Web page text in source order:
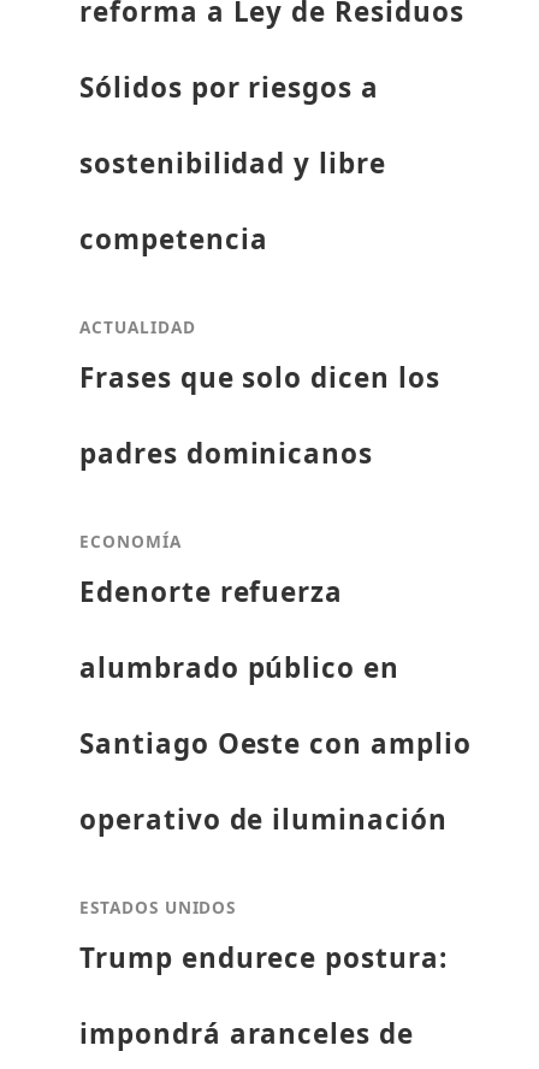
reforma a Ley de Residuos
Sólidos por riesgos a
sostenibilidad y libre
competencia
ACTUALIDAD
Frases que solo dicen los
padres dominicanos
ECONOMÍA
Edenorte refuerza
alumbrado público en
Santiago Oeste con amplio
operativo de iluminación
ESTADOS UNIDOS
Trump endurece postura:
impondrá aranceles de